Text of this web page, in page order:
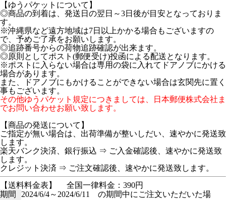
【ゆうパケットについて】
◎商品の到着は、発送日の翌日～3日後が目安となっておりま
す。
※沖縄県など遠方地域は7日以上かかる場合もございますの
で、予めご了承をお願いします。
◎追跡番号からの荷物追跡確認が出来ます。
◎原則としてポスト(郵便受け)投函による配送となります。
※ポストに入らない場合は専用の袋に入れてドアノブにかける
場合があります。
また、ドアノブにもかけることができない場合は玄関先に置く
事もございます。
その他ゆうパケット規定につきましては、日本郵便株式会社ま
でお問い合わせお願い致します。
【商品の発送について】
ご指定が無い場合は、出荷準備が整いしだい、速やかに発送致
します。
楽天バンク決済、銀行振込 ⇒ ご入金確認後、速やかに発送致
します。
クレジット決済 ⇒ ご注文確認後、速やかに発送致します。
【送料料金表】
全国一律料金：390円
期間
2024/6/4～2024/6/11 の期間中にご注文いただいた場